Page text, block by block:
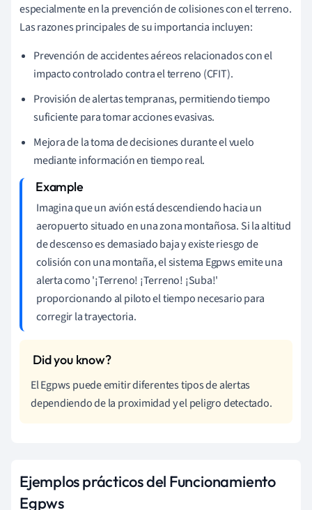
especialmente en la prevención de colisiones con el terreno.
Las razones principales de su importancia incluyen:
Prevención de accidentes aéreos relacionados con el
impacto controlado contra el terreno (CFIT).
Provisión de alertas tempranas, permitiendo tiempo
suficiente para tomar acciones evasivas.
Mejora de la toma de decisiones durante el vuelo
mediante información en tiempo real.
Imagina que un avión está descendiendo hacia un
aeropuerto situado en una zona montañosa. Si la altitud
de descenso es demasiado baja y existe riesgo de
colisión con una montaña, el sistema Egpws emite una
alerta como '¡Terreno! ¡Terreno! ¡Suba!'
proporcionando al piloto el tiempo necesario para
corregir la trayectoria.
El Egpws puede emitir diferentes tipos de alertas
dependiendo de la proximidad y el peligro detectado.
Ejemplos prácticos del Funcionamiento
Egpws